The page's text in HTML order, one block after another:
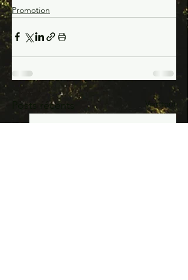
Promotion
Posts récents Voir tout